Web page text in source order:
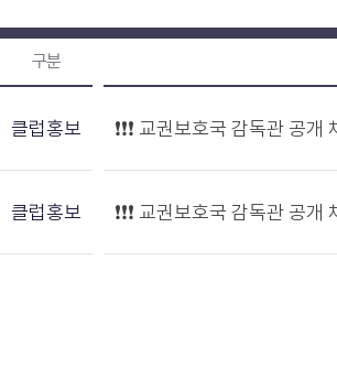
구분
클럽홍보 ❗❗❗ 교권보호국 감독관 공개 채
클럽홍보 ❗❗❗ 교권보호국 감독관 공개 채